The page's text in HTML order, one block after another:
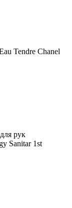
Tendre Chanel
рук
Sanitar 1st